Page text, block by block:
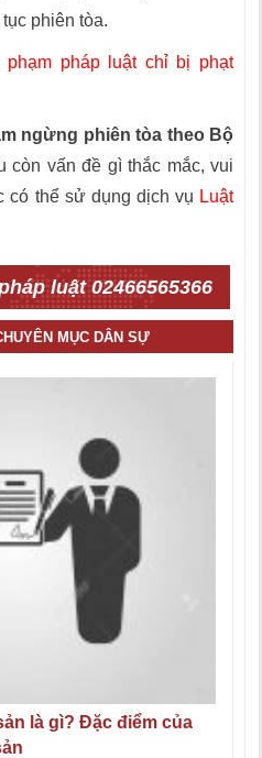
phiên tòa.
phạm pháp luật chỉ bị phạt
ngừng phiên tòa theo Bộ
còn vấn đề gì thắc mắc, vui
có thể sử dụng dịch vụ Luật
luật 02466565366
MỤC DÂN SỰ
là gì? Đặc điểm của